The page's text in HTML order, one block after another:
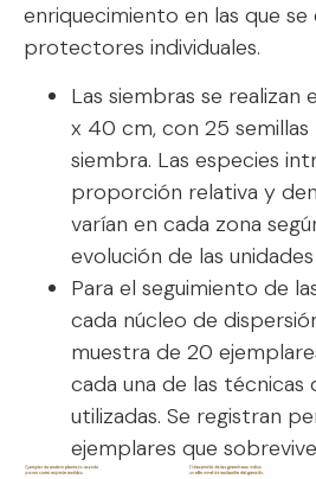
enriquecimiento en las que se
protectores individuales.
Las siembras se realizan
x 40 cm, con 25
siembra. Las especies
proporción relativa y
varían en cada zona
evolución de las
Para el seguimiento de
cada núcleo de
muestra de 20
cada una de las técnicas
utilizadas. Se registran
ejemplares que